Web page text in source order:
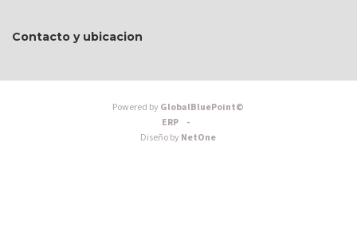
Contacto y ubicacion
Powered byGlobalBluePoint©
ERP -
Diseño byNetOne